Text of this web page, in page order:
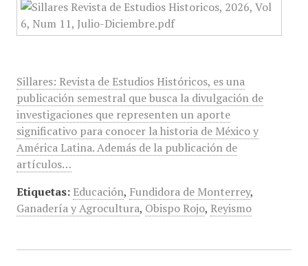
Sillares: Revista de Estudios Históricos, es una
publicación semestral que busca la divulgación de
investigaciones que representen un aporte
significativo para conocer la historia de México y
América Latina. Además de la publicación de
artículos…
Etiquetas: Educación, Fundidora de Monterrey,
Ganadería y Agrocultura, Obispo Rojo, Reyismo